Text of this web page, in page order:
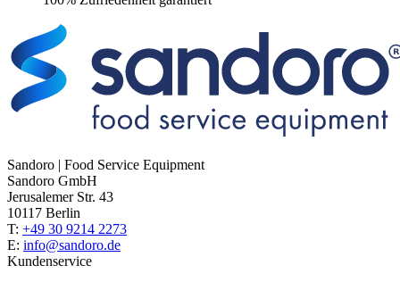
Sandoro | Food Service Equipment
Sandoro GmbH
Jerusalemer Str. 43
10117 Berlin
T: +49 30 9214 2273
E: info@sandoro.de
Kundenservice